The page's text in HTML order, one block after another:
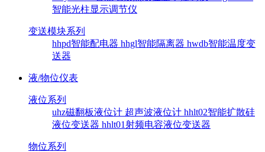
智能光柱显示调节仪
变送模块系列
hhpd智能配电器 hhgl智能隔离器 hwdb智能温度变
送器
液/物位仪表
液位系列
uhz磁翻板液位计 超声波液位计 hhlt02智能扩散硅
液位变送器 hhlt01射频电容液位变送器
物位系列